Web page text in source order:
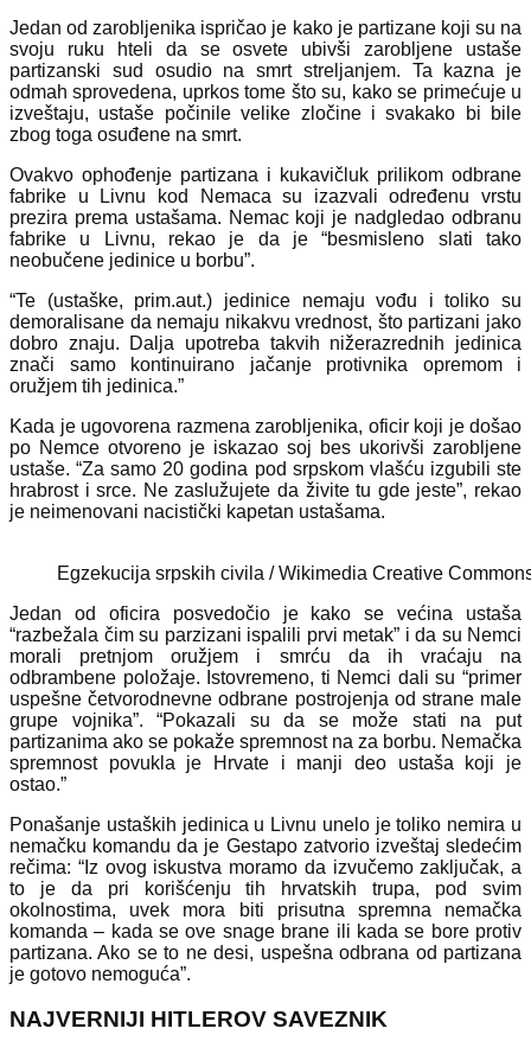
Jedan od zarobljenika ispričao je kako je partizane koji su na
svoju ruku hteli da se osvete ubivši zarobljene ustaše
partizanski sud osudio na smrt streljanjem. Ta kazna je
odmah sprovedena, uprkos tome što su, kako se primećuje u
izveštaju, ustaše počinile velike zločine i svakako bi bile
zbog toga osuđene na smrt.
Ovakvo ophođenje partizana i kukavičluk prilikom odbrane
fabrike u Livnu kod Nemaca su izazvali određenu vrstu
prezira prema ustašama. Nemac koji je nadgledao odbranu
fabrike u Livnu, rekao je da je “besmisleno slati tako
neobučene jedinice u borbu”.
“Te (ustaške, prim.aut.) jedinice nemaju vođu i toliko su
demoralisane da nemaju nikakvu vrednost, što partizani jako
dobro znaju. Dalja upotreba takvih nižerazrednih jedinica
znači samo kontinuirano jačanje protivnika opremom i
oružjem tih jedinica.”
Kada je ugovorena razmena zarobljenika, oficir koji je došao
po Nemce otvoreno je iskazao soj bes ukorivši zarobljene
ustaše. “Za samo 20 godina pod srpskom vlašću izgubili ste
hrabrost i srce. Ne zaslužujete da živite tu gde jeste”, rekao
je neimenovani nacistički kapetan ustašama.
Egzekucija srpskih civila / Wikimedia Creative
Jedan od oficira posvedočio je kako se većina ustaša
“razbežala čim su parzizani ispalili prvi metak” i da su Nemci
morali pretnjom oružjem i smrću da ih vraćaju na
odbrambene položaje. Istovremeno, ti Nemci dali su “primer
uspešne četvorodnevne odbrane postrojenja od strane male
grupe vojnika”. “Pokazali su da se može stati na put
partizanima ako se pokaže spremnost na za borbu. Nemačka
spremnost povukla je Hrvate i manji deo ustaša koji je
ostao.”
Ponašanje ustaških jedinica u Livnu unelo je toliko nemira u
nemačku komandu da je Gestapo zatvorio izveštaj sledećim
rečima: “Iz ovog iskustva moramo da izvučemo zaključak, a
to je da pri korišćenju tih hrvatskih trupa, pod svim
okolnostima, uvek mora biti prisutna spremna nemačka
komanda – kada se ove snage brane ili kada se bore protiv
partizana. Ako se to ne desi, uspešna odbrana od partizana
je gotovo nemoguća”.
NAJVERNIJI HITLEROV SAVEZNIK